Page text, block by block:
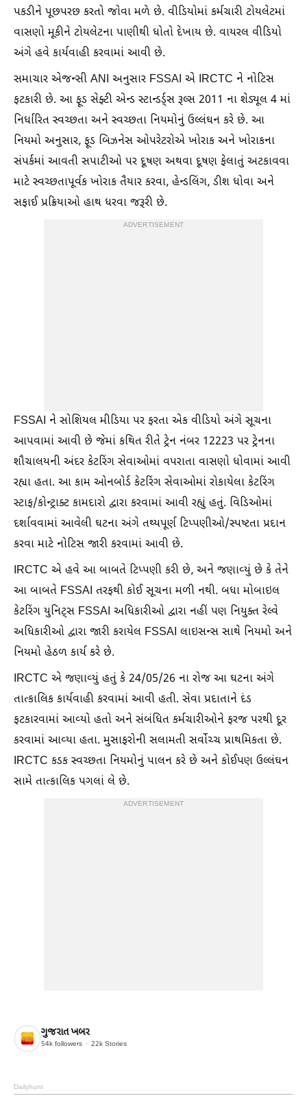
પકડીને પૂછપરછ કરતો જોવા મળે છે. વીડિયોમાં કર્મચારી ટોયલેટમાં
વાસણો મૂકીને ટોયલેટના પાણીથી ધોતો દેખાય છે. વાયરલ વીડિયો
અંગે હવે કાર્યવાહી કરવામાં આવી છે.
સમાચાર એજન્સી ANI અનુસાર FSSAI એ IRCTC ને નોટિસ
ફટકારી છે. આ ફૂડ સેફ્ટી એન્ડ સ્ટાન્ડર્ડ્સ રૂલ્સ 2011 ના શેડ્યૂલ 4 માં
નિર્ધારિત સ્વચ્છતા અને સ્વચ્છતા નિયમોનું ઉલ્લંઘન કરે છે. આ
નિયમો અનુસાર, ફૂડ બિઝનેસ ઓપરેટરોએ ખોરાક અને ખોરાકના
સંપર્કમાં આવતી સપાટીઓ પર દૂષણ અથવા દૂષણ ફેલાતું અટકાવવા
માટે સ્વચ્છતાપૂર્વક ખોરાક તૈયાર કરવા, હેન્ડલિંગ, ડીશ ધોવા અને
સફાઈ પ્રક્રિયાઓ હાથ ધરવા જરૂરી છે.
ADVERTISEMENT
FSSAI ને સોશિયલ મીડિયા પર ફરતા એક વીડિયો અંગે સૂચના
આપવામાં આવી છે જેમાં કથિત રીતે ટ્રેન નંબર 12223 પર ટ્રેનના
શૌચાલયની અંદર કેટરિંગ સેવાઓમાં વપરાતા વાસણો ધોવામાં આવી
રહ્યા હતા. આ કામ ઓનબોર્ડ કેટરિંગ સેવાઓમાં રોકાયેલા કેટરિંગ
સ્ટાફ/કોન્ટ્રાક્ટ કામદારો દ્વારા કરવામાં આવી રહ્યું હતું. વિડિઓમાં
દર્શાવવામાં આવેલી ઘટના અંગે તથ્યપૂર્ણ ટિપ્પણીઓ/સ્પષ્ટતા પ્રદાન
કરવા માટે નોટિસ જારી કરવામાં આવી છે.
IRCTC એ હવે આ બાબતે ટિપ્પણી કરી છે, અને જણાવ્યું છે કે તેને
આ બાબતે FSSAI તરફથી કોઈ સૂચના મળી નથી. બધા મોબાઇલ
કેટરિંગ યુનિટ્સ FSSAI અધિકારીઓ દ્વારા નહીં પણ નિયુક્ત રેલ્વે
અધિકારીઓ દ્વારા જારી કરાયેલ FSSAI લાઇસન્સ સાથે નિયમો અને
નિયમો હેઠળ કાર્ય કરે છે.
IRCTC એ જણાવ્યું હતું કે 24/05/26 ના રોજ આ ઘટના અંગે
તાત્કાલિક કાર્યવાહી કરવામાં આવી હતી. સેવા પ્રદાતાને દંડ
ફટકારવામાં આવ્યો હતો અને સંબંધિત કર્મચારીઓને ફરજ પરથી દૂર
કરવામાં આવ્યા હતા. મુસાફરોની સલામતી સર્વોચ્ચ પ્રાથમિકતા છે.
IRCTC કડક સ્વચ્છતા નિયમોનું પાલન કરે છે અને કોઈપણ ઉલ્લંઘન
સામે તાત્કાલિક પગલાં લે છે.
ADVERTISEMENT
ગુજરાત ખબર
54k followers 22k Stories
Dailyhunt